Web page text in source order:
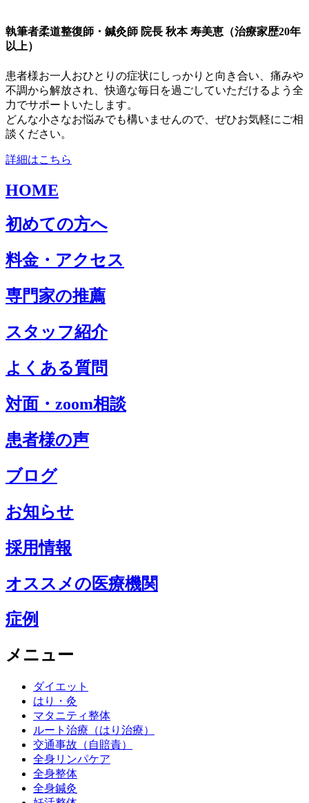
執筆者柔道整復師・鍼灸師 院長 秋本 寿美恵（治療家歴20年
以上）
患者様お一人おひとりの症状にしっかりと向き合い、痛みや
不調から解放され、快適な毎日を過ごしていただけるよう全
力でサポートいたします。
どんな小さなお悩みでも構いませんので、ぜひお気軽にご相
談ください。
詳細はこちら
HOME
初めての方へ
料金・アクセス
専門家の推薦
スタッフ紹介
よくある質問
対面・zoom相談
患者様の声
ブログ
お知らせ
採用情報
オススメの医療機関
症例
メニュー
ダイエット
はり・灸
マタニティ整体
ルート治療（はり治療）
交通事故（自賠責）
全身リンパケア
全身整体
全身鍼灸